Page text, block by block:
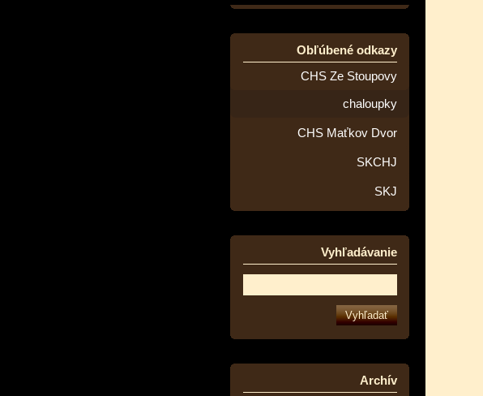
Obľúbené odkazy
CHS Ze Stoupovy
chaloupky
CHS Maťkov Dvor
SKCHJ
SKJ
Vyhľadávanie
Archív